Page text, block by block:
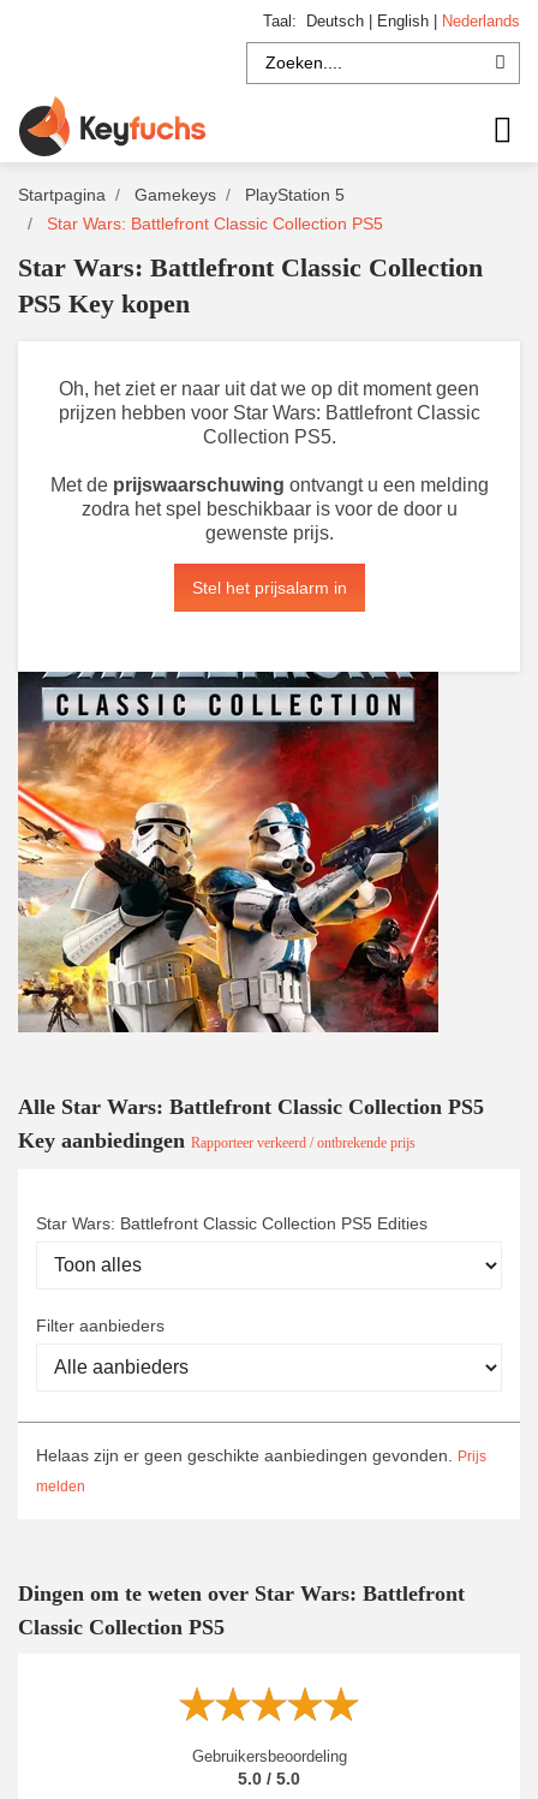
Taal: Deutsch English Nederlands
Startpagina Gamekeys
PlayStation 5
Star Wars: Battlefront Classic Collection PS5
Star Wars: Battlefront Classic Collection
PS5 Key kopen
Oh, het ziet er naar uit dat we op dit moment geen
prijzen hebben voor Star Wars: Battlefront Classic
Collection PS5.
Met de prijswaarschuwing ontvangt u een melding
zodra het spel beschikbaar is voor de door u
gewenste prijs.
Stel het prijsalarm in
Alle Star Wars: Battlefront Classic Collection PS5
Key aanbiedingen Rapporteer verkeerd / ontbrekende prijs
Star Wars: Battlefront Classic Collection PS5 Edities
Filter aanbieders
Helaas zijn er geen geschikte aanbiedingen gevonden.
Prijs
melden
Dingen om te weten over Star Wars: Battlefront
Classic Collection PS5
Gebruikersbeoordeling
5.0 / 5.0